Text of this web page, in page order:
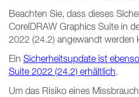
Beachten Sie, dass dieses
CorelDRAW Graphics Suite in
2022 (24.2) angewandt werden
Ein Sicherheitsupdate ist
Suite 2022 (24.2) erhältlich.
Um das Risiko eines